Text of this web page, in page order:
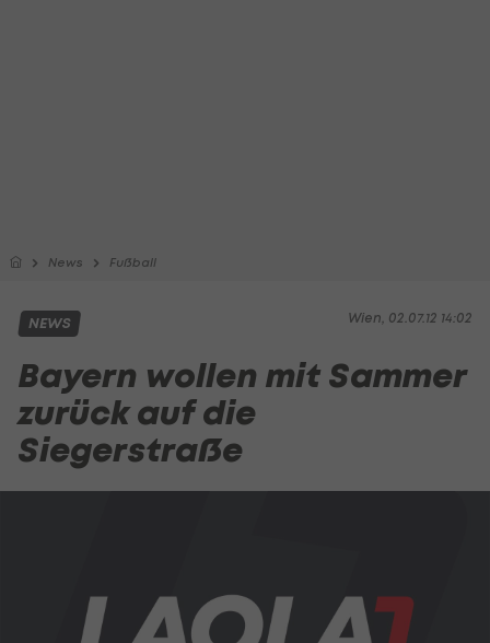
News Fußball
Wien, 02.07.12 14:02
NEWS
Bayern wollen mit Sammer
zurück auf die
Siegerstraße